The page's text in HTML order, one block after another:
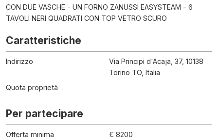
CON DUE VASCHE - UN FORNO ZANUSSI EASYSTEAM - 6
TAVOLI NERI QUADRATI CON TOP VETRO SCURO
Caratteristiche
Indirizzo
Via Principi d'Acaja, 37, 10138
Torino TO, Italia
Quota proprietà
Per partecipare
Offerta minima
€ 8200